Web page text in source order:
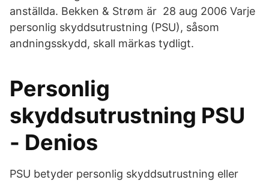
anställda. Bekken & Strøm är 28 aug 2006 Varje
personlig skyddsutrustning (PSU), såsom
andningsskydd, skall märkas tydligt.
Personlig
skyddsutrustning PSU
- Denios
PSU betyder personlig skyddsutrustning eller